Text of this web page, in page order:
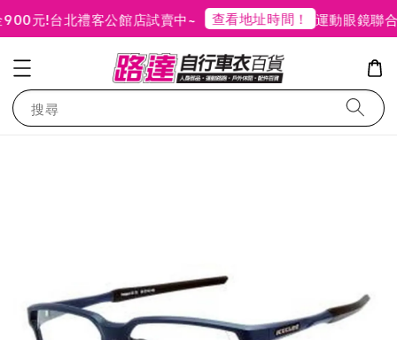
元!台北禮客公館店試賣中~ 查看地址時間！ 運動眼鏡聯合
搜尋